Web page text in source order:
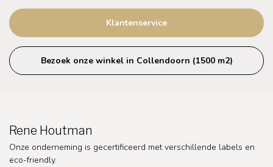
Klantenservice
Bezoek onze winkel in Collendoorn (1500 m2)
Rene Houtman
Onze onderneming is gecertificeerd met verschillende labels en
eco-friendly.